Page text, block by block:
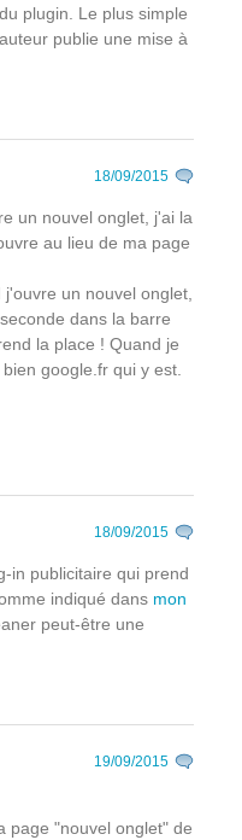
plugin. Le plus simple
publie une mise à
18/09/2015
un nouvel onglet, j'ai la
au lieu de ma page
un nouvel onglet,
dans la barre
la place ! Quand je
google.fr qui y est.
18/09/2015
in publicitaire qui prend
indiqué dans mon
peut-être une
19/09/2015
page "nouvel onglet" de